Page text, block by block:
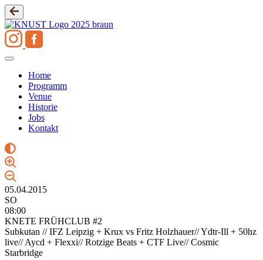
Zum
Inhalt
springen
Home
Programm
Venue
Historie
Jobs
Kontakt
05.04.2015
SO
08:00
KNETE FRÜHCLUB #2
Subkutan // IFZ Leipzig + Krux vs Fritz Holzhauer// Ydtr-Ill + 50hz
live// Aycd + Flexxi// Rotzige Beats + CTF Live// Cosmic
Starbridge